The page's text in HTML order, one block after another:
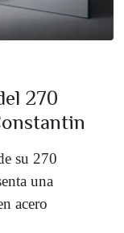
270
su 270
una
acero